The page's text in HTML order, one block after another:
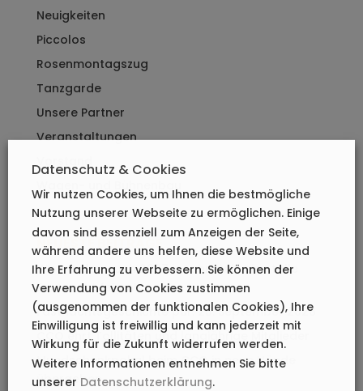
Neuigkeiten
Piccolos
Rosenmontagszug
Tanzgarde
Unsere Partner
Veranstaltungen
Vorstand
NEUESTE BEITRÄGE
Wir werden auch 2027 in Lahnstein eine tolle
Fastnacht feiern!
Fastnachtsgeschichte pur: 25. September 2026
CCO ehrt Tollitäten und langjährige Mitglieder
Mundschenkpokal beim CCO in neue Hände
übergeben
Datenschutz & Cookies
Wir nutzen Cookies, um Ihnen die bestmögliche
Nutzung unserer Webseite zu ermöglichen. Einige
davon sind essenziell zum Anzeigen der Seite,
während andere uns helfen, diese Website und
Ihre Erfahrung zu verbessern. Sie können der
Verwendung von Cookies zustimmen
(ausgenommen der funktionalen Cookies), Ihre
Einwilligung ist freiwillig und kann jederzeit mit
Wirkung für die Zukunft widerrufen werden.
Weitere Informationen entnehmen Sie bitte
unserer Datenschutzerklärung.